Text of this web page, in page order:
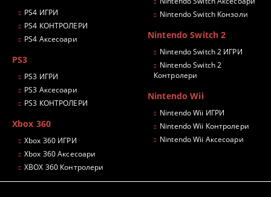
PS4 ИГРИ
PS4 КОНТРОЛЕРИ
PS4 Аксесоари
PS3
PS3 ИГРИ
PS3 Аксесоари
PS3 КОНТРОЛЕРИ
Xbox 360
Xbox 360 ИГРИ
Xbox 360 Аксесоари
XBOX 360 Контролери
Nintendo Switch Конзоли
Nintendo Switch 2
Nintendo Switch 2 ИГРИ
Nintendo Switch 2
Контролери
Nintendo Wii
Nintendo Wii ИГРИ
Nintendo Wii Контролери
Nintendo Wii Аксесоари